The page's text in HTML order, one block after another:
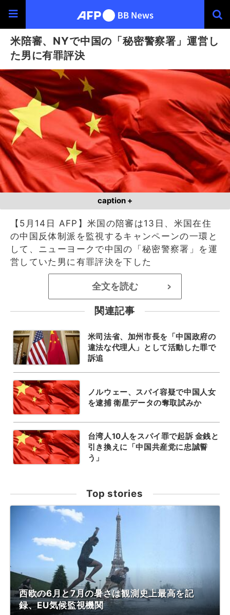
米陪審、NYで中国の「秘密警察署」運営し
た男に有罪評決
caption +
【5月14日 AFP】米国の陪審は13日、米国在住
の中国反体制派を監視するキャンペーンの一環と
して、ニューヨークで中国の「秘密警察署」を運
営していた男に有罪評決を下した
全文を読む >
関連記事
米司法省、加州市長を「中国政府の
違法な代理人」として活動した罪で
訴追
ノルウェー、スパイ容疑で中国人女
を逮捕 衛星データの奪取試みか
台湾人10人をスパイ罪で起訴 金銭と
引き換えに「中国共産党に忠誠誓
う」
Top stories
西欧の6月と7月の暑さは観測史上最高を記
録、EU気候監視機関